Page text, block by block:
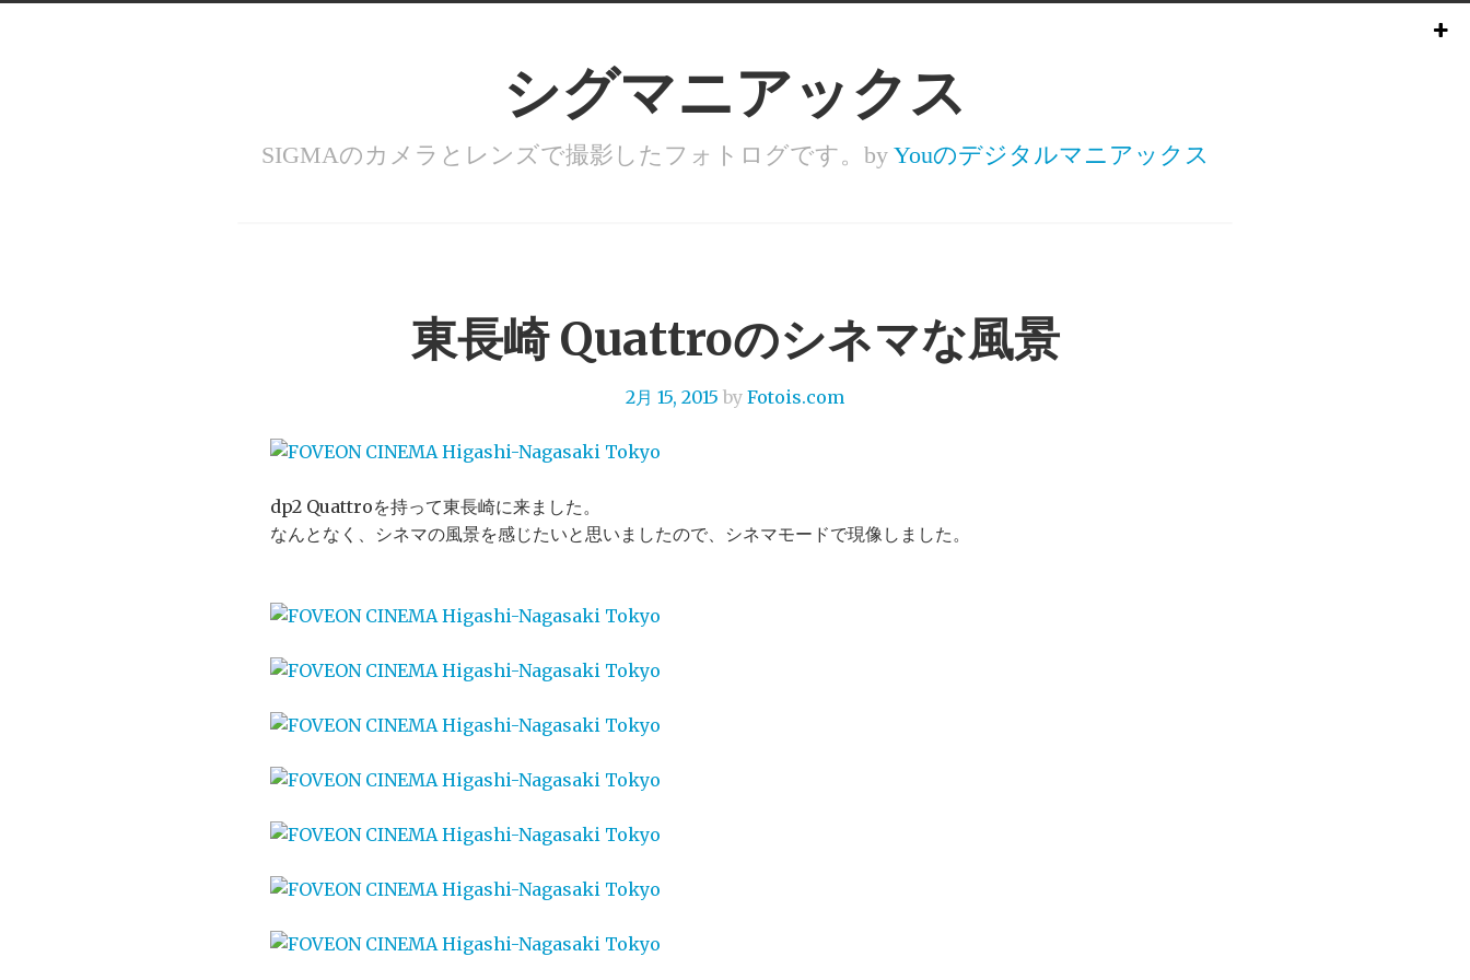
シグマニアックス
SIGMAのカメラとレンズで撮影したフォトログです。by Youのデジタルマニアックス
東長崎 Quattroのシネマな風景
2月 15, 2015 by Fotois.com
dp2 Quattroを持って東長崎に来ました。
なんとなく、シネマの風景を感じたいと思いましたので、シネマモードで現像しました。